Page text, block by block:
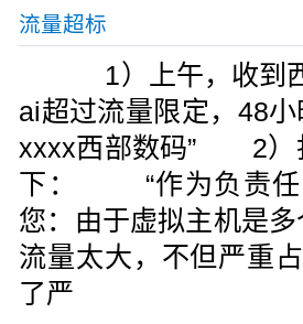
流量超标
1）上午，收到西
ai超过流量限定，48
xxxx西部数码” 2）
下： “作为负责任
您：由于虚拟主机是
流量太大，不但严重
了严